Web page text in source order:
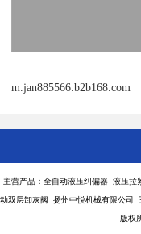
m.jan885566.b2b168.com
主营产品：全自动液压纠偏器 液压
动双层卸灰阀 扬州中悦机械有限公
版权